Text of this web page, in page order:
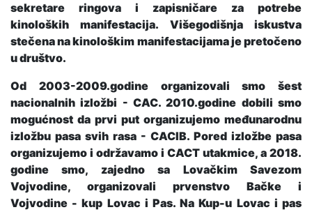
sekretare ringova i zapisničare za potrebe
kinoloških manifestacija. Višegodišnja iskustva
stečena na kinološkim manifestacijama je pretočeno
u društvo.
Od 2003-2009.godine organizovali smo šest
nacionalnih izložbi - CAC. 2010.godine dobili smo
mogućnost da prvi put organizujemo međunarodnu
izložbu pasa svih rasa - CACIB. Pored izložbe pasa
organizujemo i održavamo i CACT utakmice, a 2018.
godine smo, zajedno sa Lovačkim Savezom
Vojvodine, organizovali prvenstvo Bačke i
Vojvodine - kup Lovac i Pas. Na Kup-u Lovac i pas